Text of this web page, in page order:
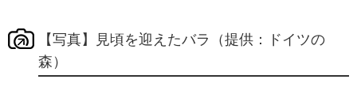
【写真】見頃を迎えたバラ（提供：ドイツの
森）